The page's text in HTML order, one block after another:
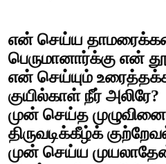
என் செய்ய
பெருமானார்க்கு என்
என் செய்யும்
குயில்காள் நீர் அலிரே?
முன் செய்த
திருவடிக்கீழ்க்
முன் செய்ய